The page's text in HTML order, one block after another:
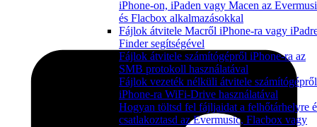
iPhone-on, iPaden vagy Macen az
és Flacbox alkalmazásokkal
Fájlok átvitele Macről iPhone-ra vagy
Finder segítségével
Fájlok átvitele számítógépről iPhone-ra az
SMB protokoll használatával
Fájlok vezeték nélküli átvitele számítógépről
iPhone-ra WiFi-Drive használatával
Hogyan töltsd fel fájljaidat a felhőtárhelyre
csatlakoztasd az Evermusic, Flacbox vagy